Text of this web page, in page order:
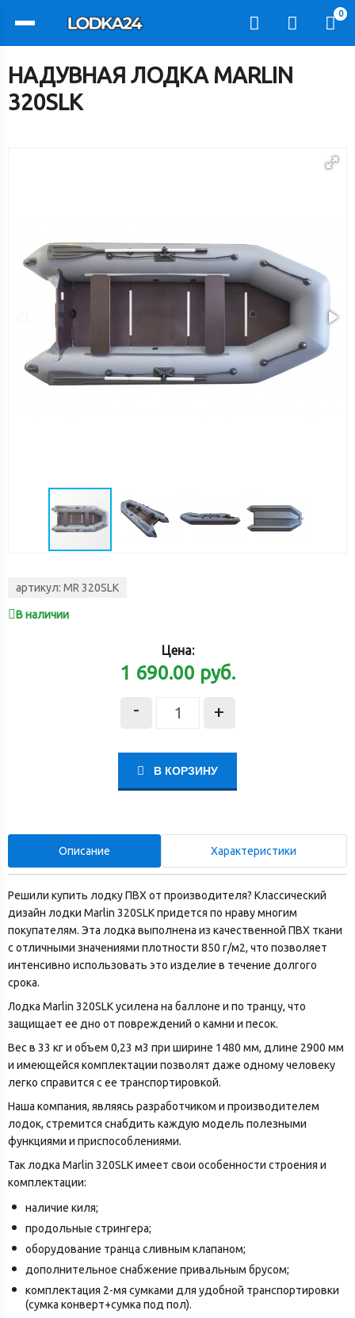
0
НАДУВНАЯ ЛОДКА MARLIN
320SLK
артикул: MR 320SLK
В наличии
Цена:
1 690.00 руб.
- +
В КОРЗИНУ
Описание Характеристики
Решили купить лодку ПВХ от производителя? Классический
дизайн лодки Marlin 320SLK придется по нраву многим
покупателям. Эта лодка выполнена из качественной ПВХ ткани
с отличными значениями плотности 850 г/м2, что позволяет
интенсивно использовать это изделие в течение долгого
срока.
Лодка Marlin 320SLK усилена на баллоне и по транцу, что
защищает ее дно от повреждений о камни и песок.
Вес в 33 кг и объем 0,23 м3 при ширине 1480 мм, длине 2900 мм
и имеющейся комплектации позволят даже одному человеку
легко справится с ее транспортировкой.
Наша компания, являясь разработчиком и производителем
лодок, стремится снабдить каждую модель полезными
функциями и приспособлениями.
Так лодка Marlin 320SLK имеет свои особенности строения и
комплектации:
наличие киля;
продольные стрингера;
оборудование транца сливным клапаном;
дополнительное снабжение привальным брусом;
комплектация 2-мя сумками для удобной транспортировки
(сумка конверт+сумка под пол).